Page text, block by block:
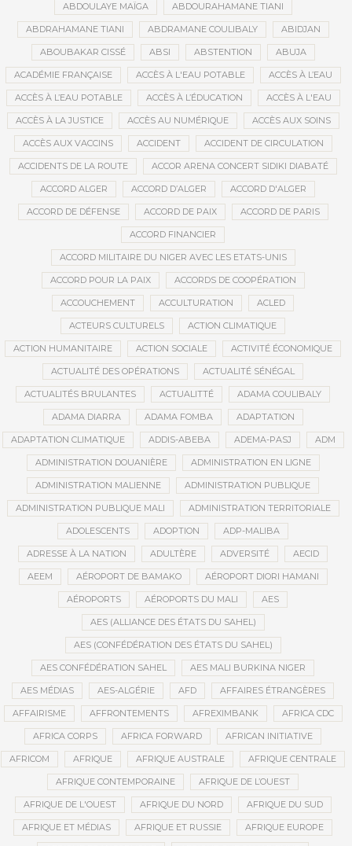
ABDOULAYE MAÏGA ABDOURAHAMANE TIANI
ABDRAHAMANE TIANI ABDRAMANE COULIBALY ABIDJAN
ABOUBAKAR CISSÉ ABSI ABSTENTION ABUJA
ACADÉMIE FRANÇAISE ACCÈS À L'EAU POTABLE ACCÈS À L’EAU
ACCÈS À L’EAU POTABLE ACCÈS À L’ÉDUCATION ACCÈS À L'EAU
ACCÈS À LA JUSTICE ACCÈS AU NUMÉRIQUE ACCÈS AUX SOINS
ACCÈS AUX VACCINS ACCIDENT ACCIDENT DE CIRCULATION
ACCIDENTS DE LA ROUTE ACCOR ARENA CONCERT SIDIKI DIABATÉ
ACCORD ALGER ACCORD D’ALGER ACCORD D'ALGER
ACCORD DE DÉFENSE ACCORD DE PAIX ACCORD DE PARIS
ACCORD FINANCIER
ACCORD MILITAIRE DU NIGER AVEC LES ETATS-UNIS
ACCORD POUR LA PAIX ACCORDS DE COOPÉRATION
ACCOUCHEMENT ACCULTURATION ACLED
ACTEURS CULTURELS ACTION CLIMATIQUE
ACTION HUMANITAIRE ACTION SOCIALE ACTIVITÉ ÉCONOMIQUE
ACTUALITÉ DES OPÉRATIONS ACTUALITÉ SÉNÉGAL
ACTUALITÉS BRULANTES ACTUALITTÉ ADAMA COULIBALY
ADAMA DIARRA ADAMA FOMBA ADAPTATION
ADAPTATION CLIMATIQUE ADDIS-ABEBA ADEMA-PASJ ADM
ADMINISTRATION DOUANIÈRE ADMINISTRATION EN LIGNE
ADMINISTRATION MALIENNE ADMINISTRATION PUBLIQUE
ADMINISTRATION PUBLIQUE MALI ADMINISTRATION TERRITORIALE
ADOLESCENTS ADOPTION ADP-MALIBA
ADRESSE À LA NATION ADULTÈRE ADVERSITÉ AECID
AEEM AÉROPORT DE BAMAKO AÉROPORT DIORI HAMANI
AÉROPORTS AÉROPORTS DU MALI AES
AES (ALLIANCE DES ÉTATS DU SAHEL)
AES (CONFÉDÉRATION DES ÉTATS DU SAHEL)
AES CONFÉDÉRATION SAHEL AES MALI BURKINA NIGER
AES MÉDIAS AES-ALGÉRIE AFD AFFAIRES ÉTRANGÈRES
AFFAIRISME AFFRONTEMENTS AFREXIMBANK AFRICA CDC
AFRICA CORPS AFRICA FORWARD AFRICAN INITIATIVE
AFRICOM AFRIQUE AFRIQUE AUSTRALE AFRIQUE CENTRALE
AFRIQUE CONTEMPORAINE AFRIQUE DE L’OUEST
AFRIQUE DE L'OUEST AFRIQUE DU NORD AFRIQUE DU SUD
AFRIQUE ET MÉDIAS AFRIQUE ET RUSSIE AFRIQUE EUROPE